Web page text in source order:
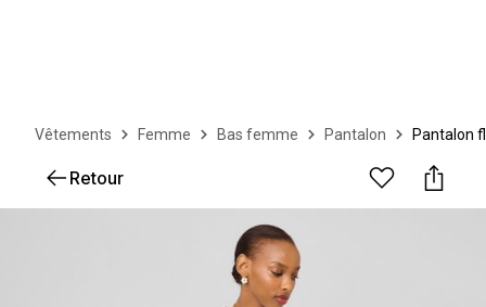
Vêtements Femme Bas femme Pantalon Pantalon
Retour